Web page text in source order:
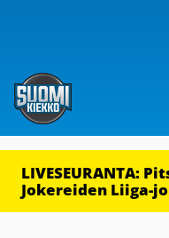
LIVESEURANTA:
Jokereiden Liiga-